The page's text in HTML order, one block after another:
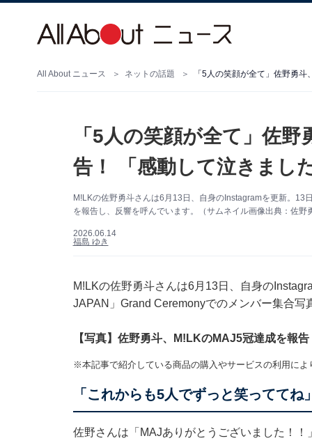
All About ニュース ネットの話題
「5人の笑顔が全て」佐
告！ 「感動して泣きまし
M!LKの佐野勇斗さんは6月13日、自身のInstagramを更新。13
を報告し、反響を呼んでいます。（サムネイル画像出典：佐野
2026.06.14
福島 ゆき
M!LKの佐野勇斗さんは6月13日、自身の
JAPAN」Grand Ceremonyでのメンバー集合写
【写真】佐野勇斗、M!LKのMAJ5冠達成を報告
※本記事で紹介している商品の購入やサービスの利用によ
「これからも5人でずっと笑っててね」
佐野さんは「MAJありがとうございました！